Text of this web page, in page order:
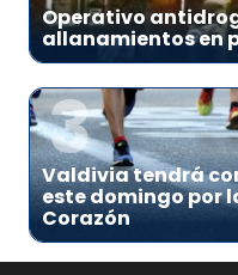
Operativo
allanamientos en
3
Valdivia tendrá
este domingo por
Corazón